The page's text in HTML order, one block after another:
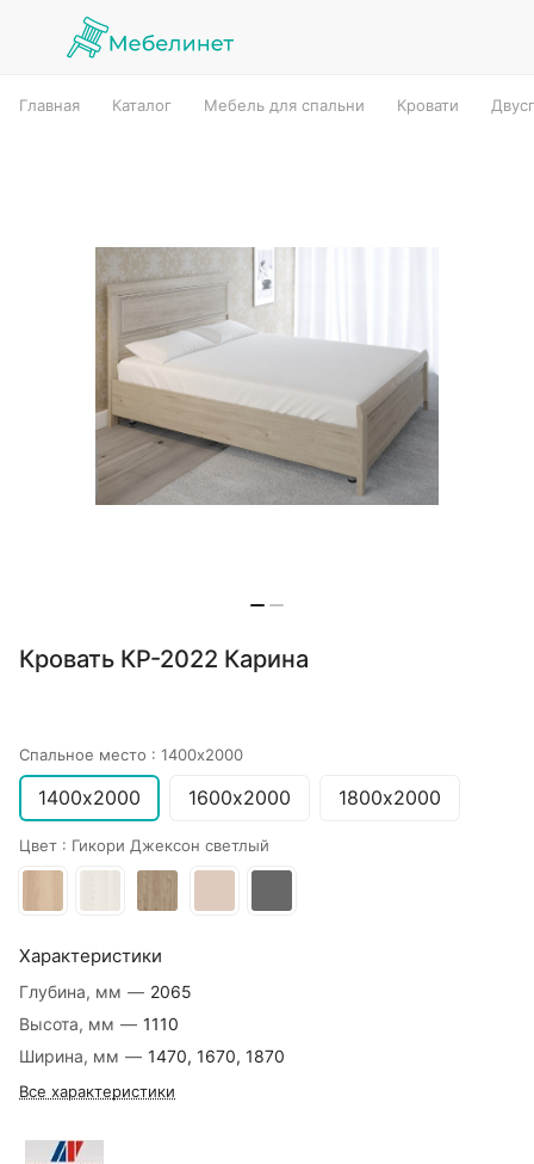
Главная Каталог Мебель для спальни Кровати
Кровать КР-2022 Карина
Спальное место : 1400х2000
1400х2000 1600х2000 1800х2000
Цвет : Гикори Джексон светлый
Характеристики
Глубина, мм — 2065
Высота, мм — 1110
Ширина, мм — 1470, 1670, 1870
Все характеристики